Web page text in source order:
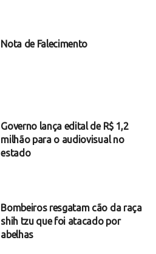
Nota de Falecimento
Governo lança edital de R$ 1,2
milhão para o audiovisual no
estado
Bombeiros resgatam cão da raça
shih tzu que foi atacado por
abelhas